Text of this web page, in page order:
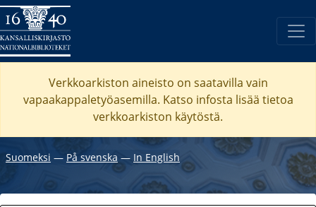
Verkkoarkiston aineisto on saatavilla vain
vapaakappaletyöasemilla. Katso infosta lisää tietoa
verkkoarkiston käytöstä.
Suomeksi ― På svenska ― In English